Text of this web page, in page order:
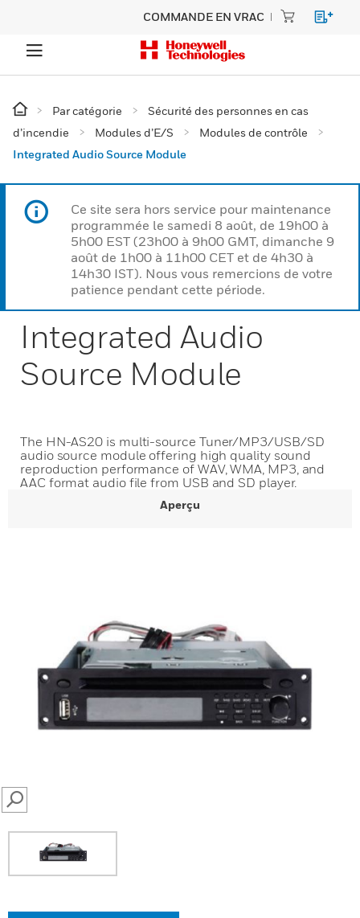
COMMANDE EN VRAC
Par catégorie
Sécurité des personnes en cas
d’incendie
Modules d’E/S
Modules de contrôle
Integrated Audio Source Module
Ce site sera hors service pour maintenance
programmée le samedi 8 août, de 19h00 à
5h00 EST (23h00 à 9h00 GMT, dimanche 9
août de 1h00 à 11h00 CET et de 4h30 à
14h30 IST). Nous vous remercions de votre
patience pendant cette période.
Integrated Audio
Source Module
The HN-AS20 is multi-source Tuner/MP3/USB/SD
audio source module offering high quality sound
reproduction performance of WAV, WMA, MP3, and
AAC format audio file from USB and SD player.
Aperçu
SEARCH